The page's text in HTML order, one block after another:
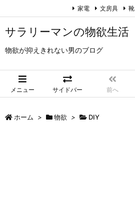
サラリーマンの物欲生活
物欲が抑えきれない男のブログ
メニュー サイドバー 前へ
家電 文房具 靴
ホーム > 物欲 > DIY